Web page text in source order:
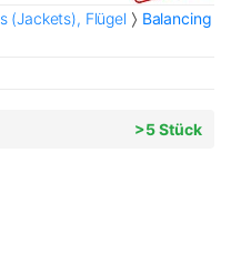
(Jackets), Flügel
Balancing
>5 Stück